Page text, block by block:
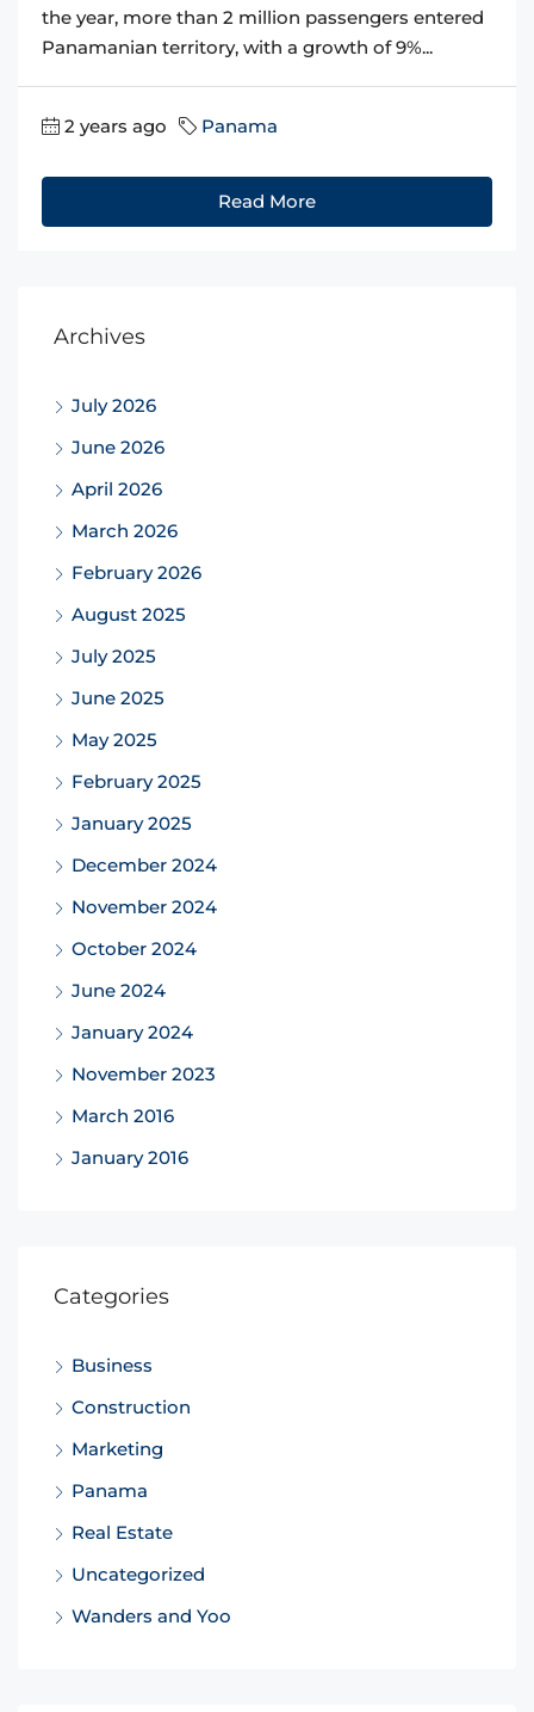
the year, more than 2 million passengers entered
Panamanian territory, with a growth of 9%...
2 years ago Panama
Read More
Archives
July 2026
June 2026
April 2026
March 2026
February 2026
August 2025
July 2025
June 2025
May 2025
February 2025
January 2025
December 2024
November 2024
October 2024
June 2024
January 2024
November 2023
March 2016
January 2016
Categories
Business
Construction
Marketing
Panama
Real Estate
Uncategorized
Wanders and Yoo